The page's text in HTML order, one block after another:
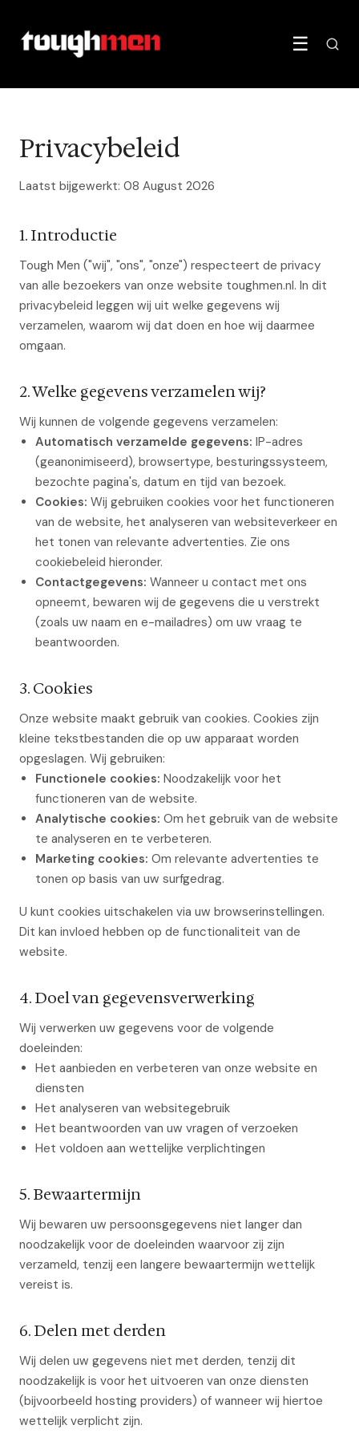
☰
Privacybeleid
Laatst bijgewerkt: 08 August 2026
1. Introductie
Tough Men ("wij", "ons", "onze") respecteert de privacy
van alle bezoekers van onze website toughmen.nl. In dit
privacybeleid leggen wij uit welke gegevens wij
verzamelen, waarom wij dat doen en hoe wij daarmee
omgaan.
2. Welke gegevens verzamelen wij?
Wij kunnen de volgende gegevens verzamelen:
Automatisch verzamelde gegevens: IP-adres
(geanonimiseerd), browsertype, besturingssysteem,
bezochte pagina's, datum en tijd van bezoek.
Cookies: Wij gebruiken cookies voor het functioneren
van de website, het analyseren van websiteverkeer en
het tonen van relevante advertenties. Zie ons
cookiebeleid hieronder.
Contactgegevens: Wanneer u contact met ons
opneemt, bewaren wij de gegevens die u verstrekt
(zoals uw naam en e-mailadres) om uw vraag te
beantwoorden.
3. Cookies
Onze website maakt gebruik van cookies. Cookies zijn
kleine tekstbestanden die op uw apparaat worden
opgeslagen. Wij gebruiken:
Functionele cookies: Noodzakelijk voor het
functioneren van de website.
Analytische cookies: Om het gebruik van de website
te analyseren en te verbeteren.
Marketing cookies: Om relevante advertenties te
tonen op basis van uw surfgedrag.
U kunt cookies uitschakelen via uw browserinstellingen.
Dit kan invloed hebben op de functionaliteit van de
website.
4. Doel van gegevensverwerking
Wij verwerken uw gegevens voor de volgende
doeleinden:
Het aanbieden en verbeteren van onze website en
diensten
Het analyseren van websitegebruik
Het beantwoorden van uw vragen of verzoeken
Het voldoen aan wettelijke verplichtingen
5. Bewaartermijn
Wij bewaren uw persoonsgegevens niet langer dan
noodzakelijk voor de doeleinden waarvoor zij zijn
verzameld, tenzij een langere bewaartermijn wettelijk
vereist is.
6. Delen met derden
Wij delen uw gegevens niet met derden, tenzij dit
noodzakelijk is voor het uitvoeren van onze diensten
(bijvoorbeeld hosting providers) of wanneer wij hiertoe
wettelijk verplicht zijn.